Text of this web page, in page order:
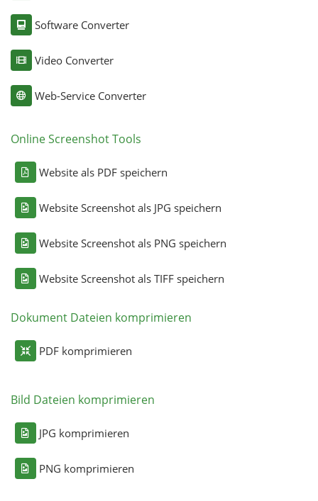
Software Converter
Video Converter
Web-Service Converter
Online Screenshot Tools
Website als PDF speichern
Website Screenshot als JPG speichern
Website Screenshot als PNG speichern
Website Screenshot als TIFF speichern
Dokument Dateien komprimieren
PDF komprimieren
Bild Dateien komprimieren
JPG komprimieren
PNG komprimieren